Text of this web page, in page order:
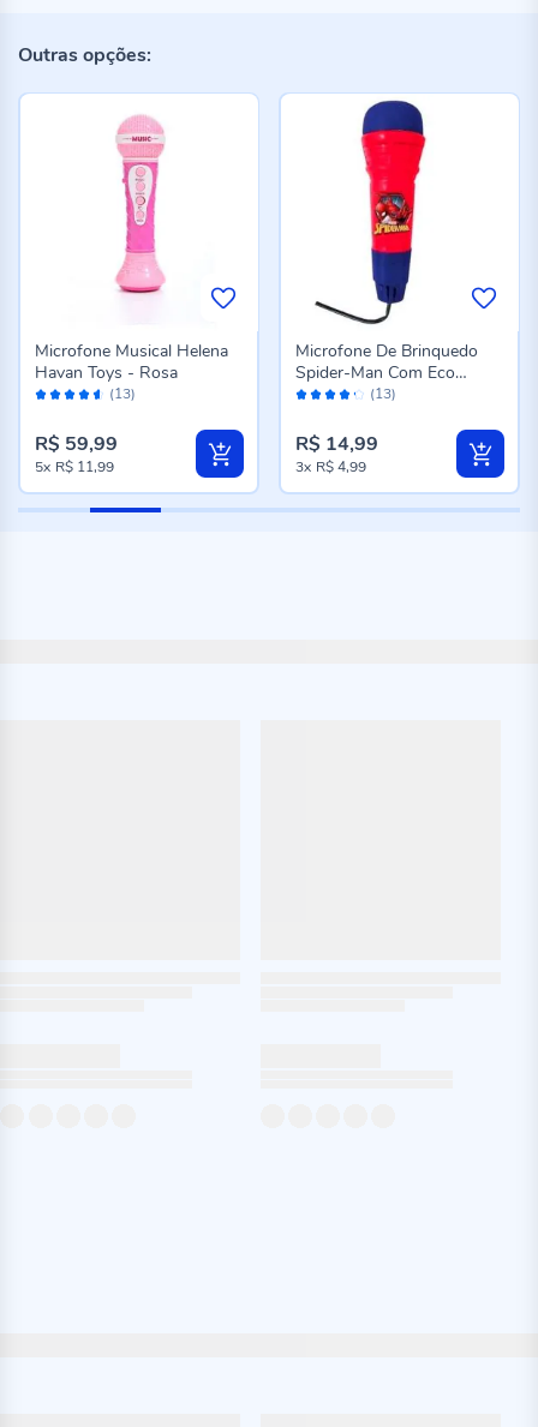
Outras opções:
Avaliação: (13)
Microfone Musical Helena
Havan Toys - Rosa
R$ 59,99
5x R$ 11,99
Avaliação: (13)
Microfone De Brinquedo
Spider-Man Com Eco
Etitoys - YD-215
R$ 14,99
3x R$ 4,99